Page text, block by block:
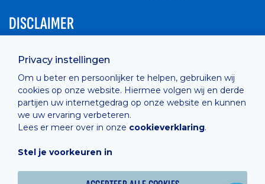
Privacy instellingen
Om u beter en persoonlijker te helpen, gebruiken wij
cookies op onze website. Hiermee volgen wij en derde
partijen uw internetgedrag op onze website en kunnen
we uw ervaring verbeteren.
Lees er meer over in onze cookieverklaring.
Stel je voorkeuren in
DISCLAIMER
Privacy Policy
Cashless
verkoopsvoorwaarden
Cookie Policy
Hosted by Combell